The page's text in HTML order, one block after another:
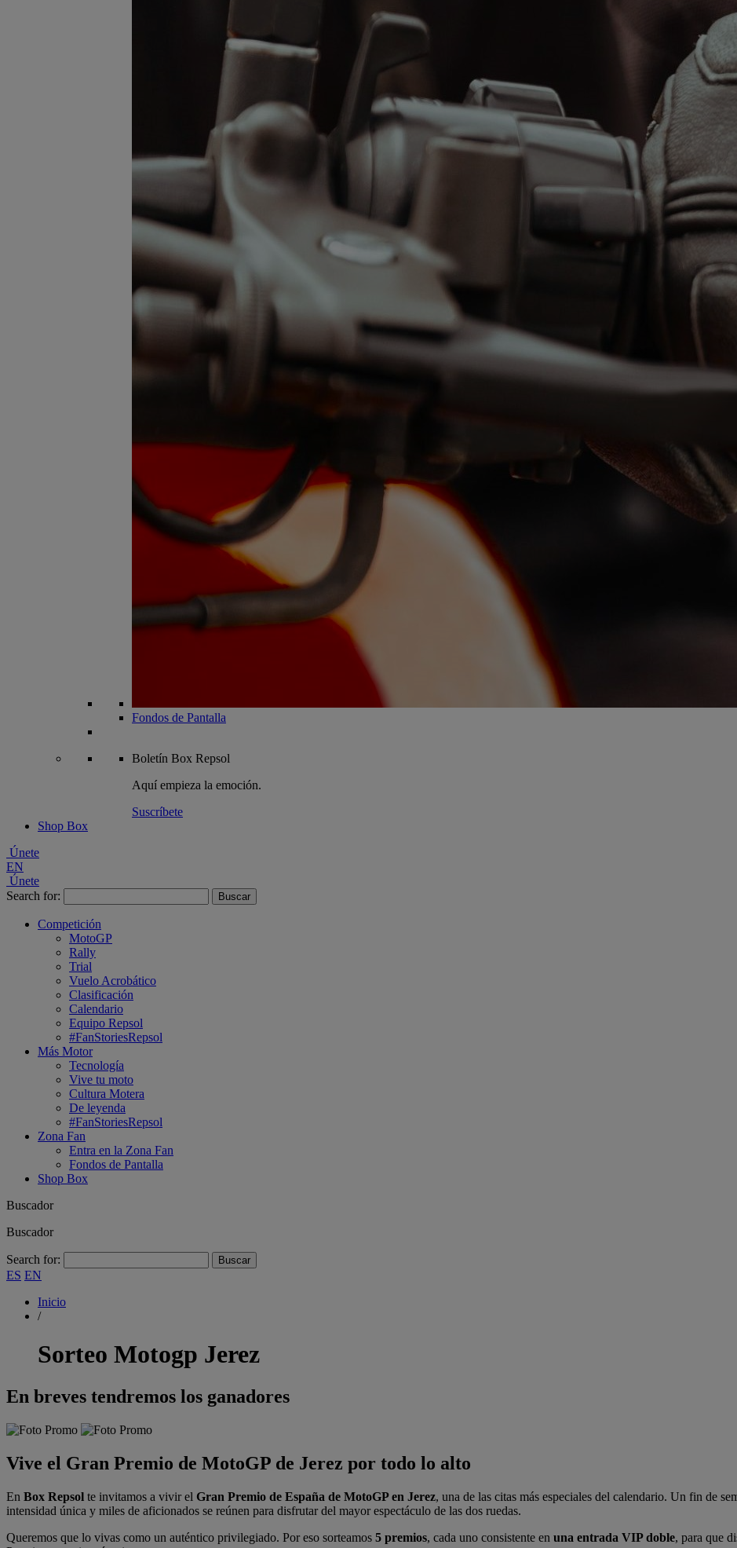
Fondos de Pantalla
Boletín Box Repsol
Aquí empieza la emoción.
Suscríbete
Shop Box
Únete
EN
Únete
Search for:
Competición
MotoGP
Rally
Trial
Vuelo Acrobático
Clasificación
Calendario
Equipo Repsol
#FanStoriesRepsol
Más Motor
Tecnología
Vive tu moto
Cultura Motera
De leyenda
#FanStoriesRepsol
Zona Fan
Entra en la Zona Fan
Fondos de Pantalla
Shop Box
Buscador
Buscador
Search for:
ES EN
Inicio
/
Sorteo Motogp Jerez
En breves tendremos los ganadores
Vive el Gran Premio de MotoGP de Jerez por todo lo alto
En Box Repsol te invitamos a vivir el Gran Premio de España de MotoGP en Jerez, una de las citas más especiales del calendario. Un fin de
intensidad única y miles de aficionados se reúnen para disfrutar del mayor espectáculo de las dos ruedas.
Queremos que lo vivas como un auténtico privilegiado. Por eso sorteamos 5 premios, cada uno consistente en una entrada VIP doble, para que